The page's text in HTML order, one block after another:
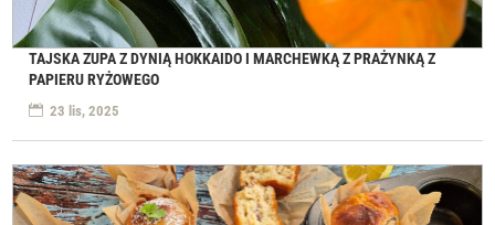
TAJSKA ZUPA Z DYNIĄ HOKKAIDO I MARCHEWKĄ Z PRAŻYNKĄ Z
PAPIERU RYŻOWEGO
23 lis, 2025